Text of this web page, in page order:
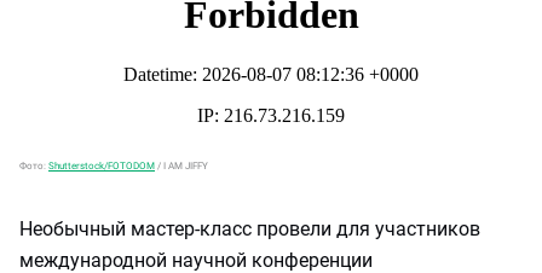
Фото: Shutterstock/FOTODOM / I AM JIFFY
Необычный мастер-класс провели для участников
международной научной конференции